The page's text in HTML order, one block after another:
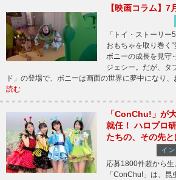
【映画コラム】7
「トイ・ストーリ
おもちゃを取り巻
ボニーの成長を見守
ジェシー。だが、タ
ド」の登場で、ボニーは画面の世界に夢中になり
読む
「ConChu!」が
就任！ ハロプロ
たちの、その先と
イ
応募1800件超から
「ConChu!」は、